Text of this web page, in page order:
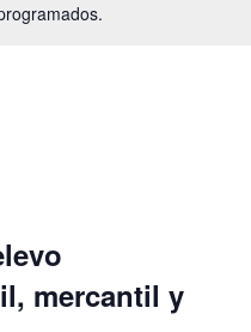
mercantil y